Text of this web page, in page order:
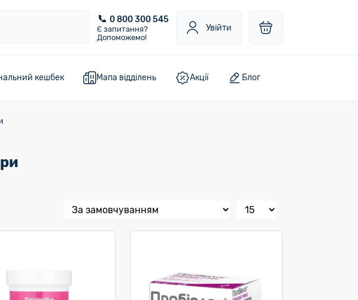
0 800 300 545
Є запитання?
Допоможемо!
Увійти
кешбек Мапа відділень Акції Блог